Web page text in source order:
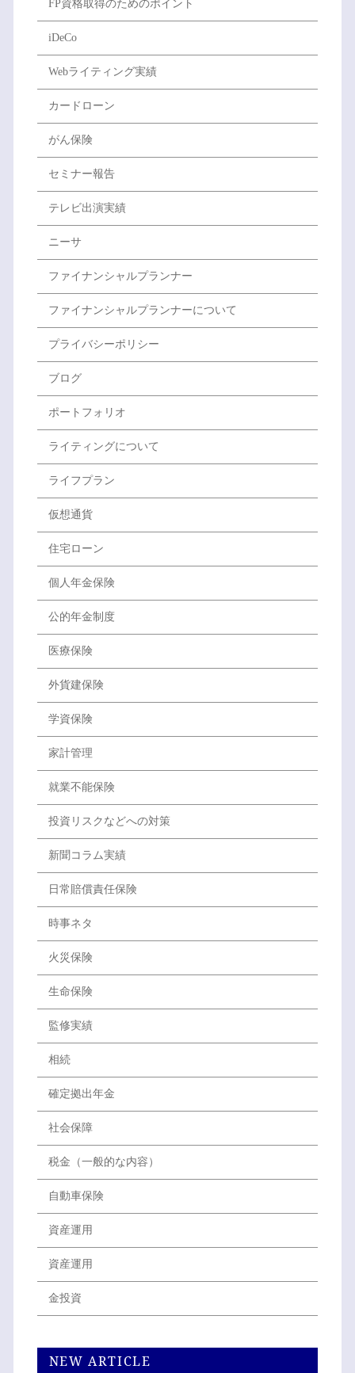
FP資格取得のためのポイント
iDeCo
Webライティング実績
カードローン
がん保険
セミナー報告
テレビ出演実績
ニーサ
ファイナンシャルプランナー
ファイナンシャルプランナーについて
プライバシーポリシー
ブログ
ポートフォリオ
ライティングについて
ライフプラン
仮想通貨
住宅ローン
個人年金保険
公的年金制度
医療保険
外貨建保険
学資保険
家計管理
就業不能保険
投資リスクなどへの対策
新聞コラム実績
日常賠償責任保険
時事ネタ
火災保険
生命保険
監修実績
相続
確定拠出年金
社会保障
税金（一般的な内容）
自動車保険
資産運用
資産運用
金投資
NEW ARTICLE